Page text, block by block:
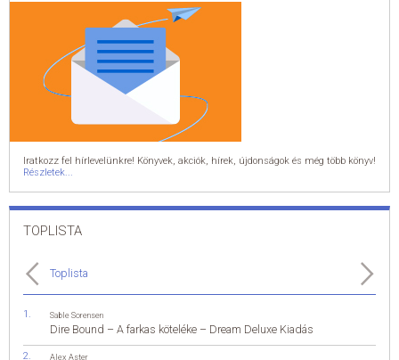
Iratkozz fel hírlevelünkre! Könyvek, akciók, hírek, újdonságok és még több könyv!
Részletek...
TOPLISTA
Toplista
Sable Sorensen
Dire Bound – A farkas köteléke – Dream Deluxe Kiadás
Alex Aster